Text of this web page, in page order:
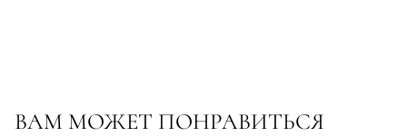
ВАМ МОЖЕТ ПОНРАВИТЬСЯ